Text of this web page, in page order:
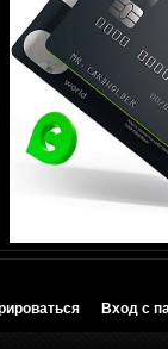
Вход с